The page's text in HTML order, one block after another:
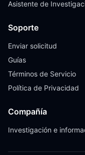
Asistente de
Soporte
Enviar solicitud
Guías
Términos de Servicio
Política de Privacidad
Compañía
Investigación e